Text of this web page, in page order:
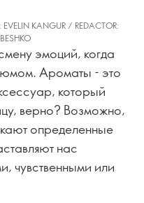
KANGUR / REDACTOR:
эмоций, когда
Ароматы - это
который
верно? Возможно,
определенные
нас
чувственными или